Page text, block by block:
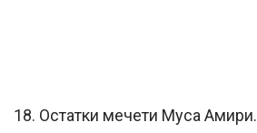
18. Остатки мечети Муса Амири.